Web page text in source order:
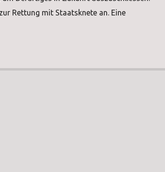
Rettung mit Staatsknete an. Eine